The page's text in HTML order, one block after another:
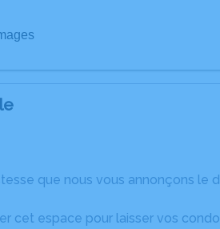
que nous vous annonçons le
cet espace pour laisser vos